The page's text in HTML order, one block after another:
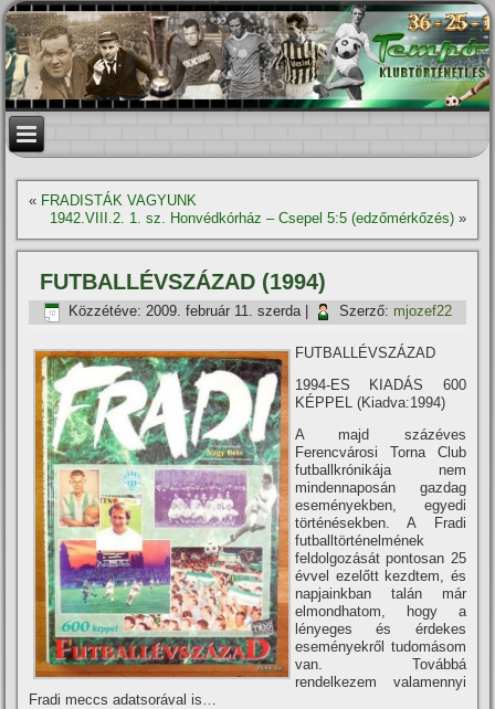
« FRADISTÁK VAGYUNK
1942.VIII.2. 1. sz. Honvédkórház – Csepel 5:5 (edzőmérkőzés)»
FUTBALLÉVSZÁZAD (1994)
Közzétéve: 2009. február 11. szerda| Szerző: mjozef22
FUTBALLÉVSZÁZAD
1994-ES KIADÁS 600
KÉPPEL (Kiadva:1994)
A majd százéves
Ferencvárosi Torna Club
futballkrónikája nem
mindennaposán gazdag
eseményekben, egyedi
történésekben. A Fradi
futballtörténelmének
feldolgozását pontosan 25
évvel ezelőtt kezdtem, és
napjainkban talán már
elmondhatom, hogy a
lényeges és érdekes
eseményekről tudomásom
van. Továbbá
rendelkezem valamennyi
Fradi meccs adatsorával is…